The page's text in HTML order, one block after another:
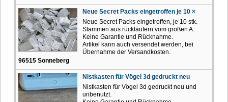
Neue Secret Packs eingetroffen je 10 ×
Neue Secret Packs eingetroffen, je 10 stk.
Stammen aus rückläufern vom großen A.
Keine Garantie und Rücknahme.
Artikel kann auch versendet werden, bei
Übernahme der Versandkosten.
96515 Sonneberg
Nistkasten für Vögel 3d gedruckt neu
Nistkasten für Vögel 3d gedruckt neu und
unbenutzt.